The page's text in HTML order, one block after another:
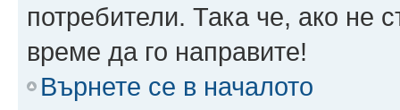
потребители. Така че, ако не
време да го направите!
Върнете се в началото